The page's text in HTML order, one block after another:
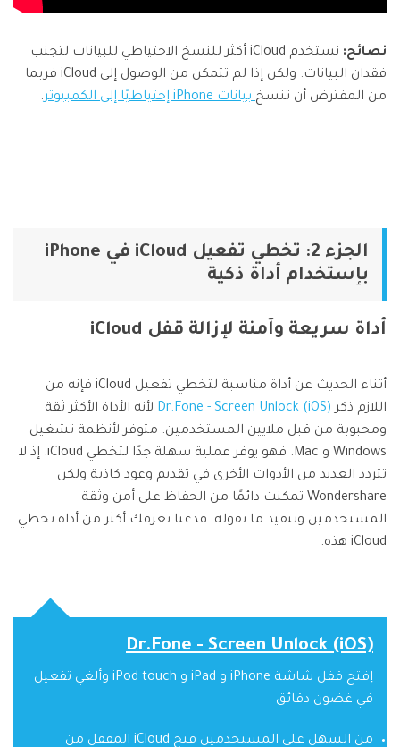
نصائح:
نستخدم iCloud أكثر للنسخ الاحتياطي للبيانات لتجنب
فقدان البيانات. ولكن إذا لم تتمكن من الوصول إلى iCloud فربما
من المفترض أن تنسخبيانات iPhone إحتياطيًا إلى الكمبيوتر .
الجزء 2: تخطي تفعيل iCloud في iPhone
بإستخدام أداة ذكية
أداة سريعة وآمنة لإزالة قفل iCloud
أثناء الحديث عن أداة مناسبة لتخطي تفعيل iCloud فإنه من
اللازم ذكر Dr.Fone - Screen Unlock (iOS) لأنه الأداة الأكثر ثقة
ومحبوبة من قبل ملايين المستخدمين. متوفر لأنظمة تشغيل
Windows و Mac. فهو يوفر عملية سهلة جدًا لتخطي iCloud. إذ لا
تتردد العديد من الأدوات الأخرى في تقديم وعود كاذبة ولكن
Wondershare تمكنت دائمًا من الحفاظ على أمن وثقة
المستخدمين وتنفيذ ما تقوله. فدعنا تعرفك أكثر من أداة تخطي
iCloud هذه.
Dr.Fone - Screen Unlock (iOS)
إفتح قفل شاشة iPhone و iPad و iPod touch وألغي تفعيل
في غضون دقائق
من السهل على المستخدمين فتح iCloud المقفل من